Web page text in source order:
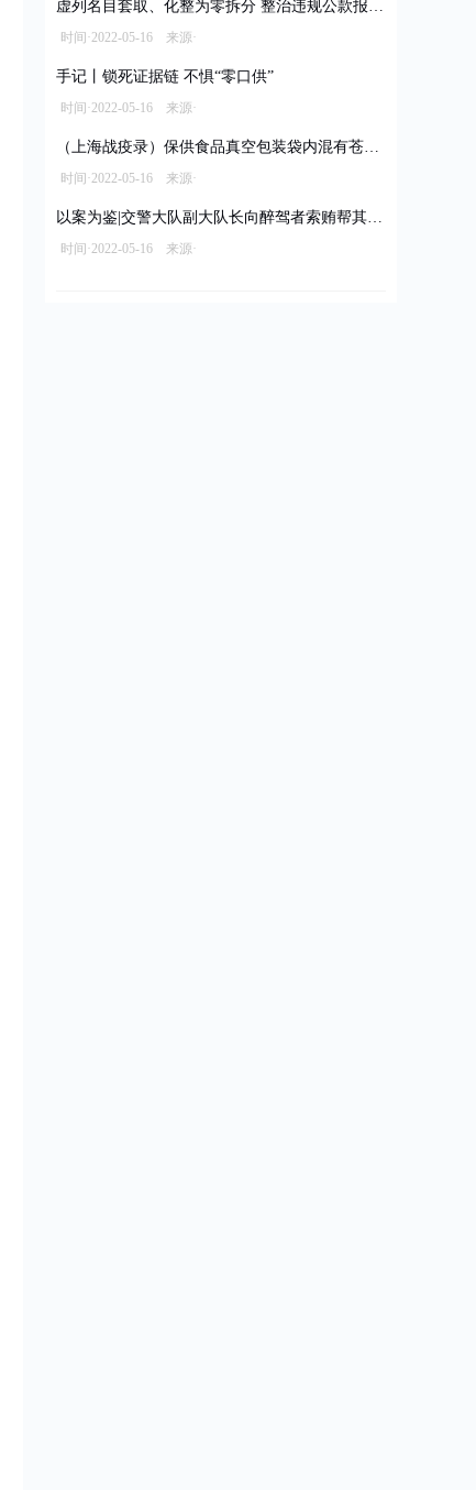
虚列名目套取、化整为零拆分 整治违规公款报销乱象
时间·2022-05-16 来源·
手记丨锁死证据链 不惧“零口供”
时间·2022-05-16 来源·
（上海战疫录）保供食品真空包装袋内混有苍蝇 经销商被立案调查拟罚款10万元
时间·2022-05-16 来源·
以案为鉴|交警大队副大队长向醉驾者索贿帮其脱罪
时间·2022-05-16 来源·